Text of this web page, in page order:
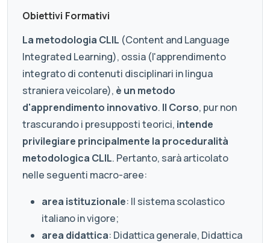
Obiettivi Formativi
La metodologia CLIL (Content and Language
Integrated Learning), ossia (l'apprendimento
integrato di contenuti disciplinari in lingua
straniera veicolare), è un metodo
d'apprendimento innovativo. Il Corso, pur non
trascurando i presupposti teorici, intende
privilegiare principalmente la proceduralità
metodologica CLIL. Pertanto, sarà articolato
nelle seguenti macro-aree:
area istituzionale: Il sistema scolastico
italiano in vigore;
area didattica: Didattica generale, Didattica